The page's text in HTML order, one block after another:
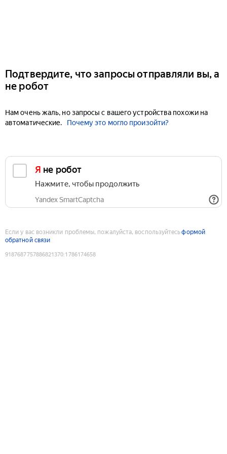
Подтвердите, что запросы отправляли вы, а
не робот
Нам очень жаль, но запросы с вашего устройства похожи на
автоматические.
Почему это могло произойти?
Я не робот
Нажмите, чтобы продолжить
Yandex SmartCaptcha
Если у вас возникли проблемы, пожалуйста, воспользуйтесьформой
обратной связи
9187687757886821370:1786174658